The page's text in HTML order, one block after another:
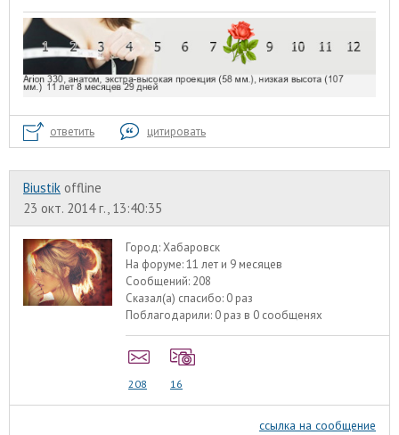
ответить цитировать
Biustik offline
23 окт. 2014 г., 13:40:35
Город:Хабаровск
На форуме:11 лет и 9 месяцев
Сообщений: 208
Сказал(а) спасибо: 0 раз
Поблагодарили: 0 раз в 0 сообщенях
208 16
ссылка на сообщение